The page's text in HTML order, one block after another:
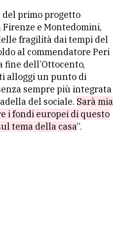
del primo progetto
e Montedomini,
fragilità dai tempi del
al commendatore Peri
dell’Ottocento,
alloggi un punto di
sempre più integrata
del sociale. Sarà mia
i fondi europei di questo
tema della casa”.